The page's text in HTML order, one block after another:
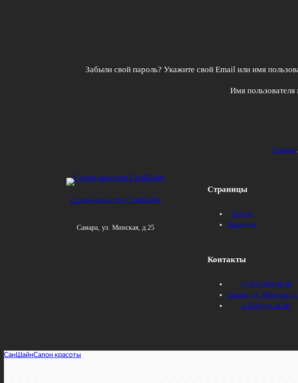
Забыли свой пароль? Укажите свой Email или имя
Имя пользователя
Главная
Салон красоты СанШайн
Самара, ул. Минская, д.25
Страницы
Услуги
Вакансии
Контакты
+7-937-069-96-00
Самара, ул. Минская,
с 10-00 до 21-00
SunShine